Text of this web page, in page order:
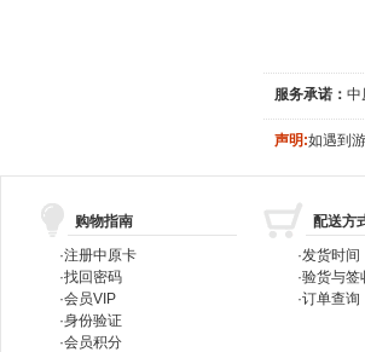
服务承诺： 中
声明:如遇到
购物指南
·注册中原卡
·找回密码
·会员VIP
·身份验证
·会员积分
配送方
·发货时间
·验货与签
·订单查询